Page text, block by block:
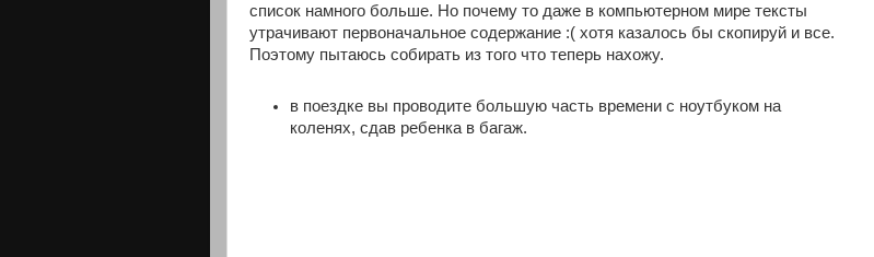
список намного больше. Но почему то даже в компьютерном мире тексты
утрачивают первоначальное содержание :( хотя казалось бы скопируй и все.
Поэтому пытаюсь собирать из того что теперь нахожу.
в поездке вы проводите большую часть времени с ноутбуком на
коленях, сдав ребенка в багаж.